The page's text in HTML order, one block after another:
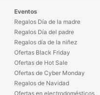
Eventos
Regalos Día de la madre
Regalos Día del padre
Regalos día de la niñez
Ofertas Black Friday
Ofertas de Hot Sale
Ofertas de Cyber Monday
Regalos de Navidad
Ofertas en electrodomésticos